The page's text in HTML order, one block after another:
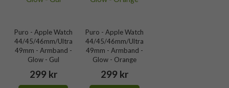
Puro - Apple Watch
44/45/46mm/Ultra
49mm - Armband -
Glow - Gul
299 kr
Puro - Apple Watch
44/45/46mm/Ultra
49mm - Armband -
Glow - Orange
299 kr